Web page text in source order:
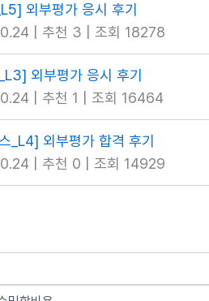
외부평가 응시 후기
추천 3 조회 18278
외부평가 응시 후기
추천 1 조회 16464
_L4] 외부평가 합격 후기
추천 0 조회 14929